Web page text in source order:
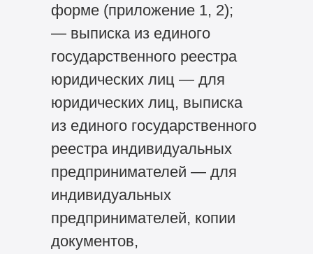
форме (приложение 1, 2);
— выписка из единого
государственного реестра
юридических лиц — для
юридических лиц, выписка
из единого государственного
реестра индивидуальных
предпринимателей — для
индивидуальных
предпринимателей, копии
документов,